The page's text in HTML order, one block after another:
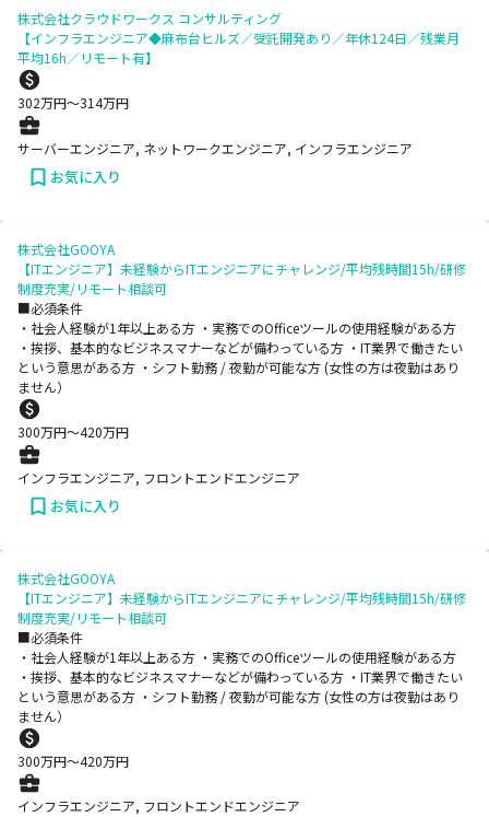
株式会社クラウドワークス コンサルティング
【インフラエンジニア◆麻布台ヒルズ／受託開発あり／年休124日／残業月
平均16h／リモート有】
302万円〜314万円
サーバーエンジニア, ネットワークエンジニア, インフラエンジニア
お気に入り
株式会社GOOYA
【ITエンジニア】未経験からITエンジニアにチャレンジ/平均残時間15h/研修
制度充実/リモート相談可
■必須条件
・社会人経験が1年以上ある方 ・実務でのOfficeツールの使用経験がある方
・挨拶、基本的なビジネスマナーなどが備わっている方 ・IT業界で働きたい
という意思がある方 ・シフト勤務 / 夜勤が可能な方 (女性の方は夜勤はあり
ません）
300万円〜420万円
インフラエンジニア, フロントエンドエンジニア
お気に入り
株式会社GOOYA
【ITエンジニア】未経験からITエンジニアにチャレンジ/平均残時間15h/研修
制度充実/リモート相談可
■必須条件
・社会人経験が1年以上ある方 ・実務でのOfficeツールの使用経験がある方
・挨拶、基本的なビジネスマナーなどが備わっている方 ・IT業界で働きたい
という意思がある方 ・シフト勤務 / 夜勤が可能な方 (女性の方は夜勤はあり
ません）
300万円〜420万円
インフラエンジニア, フロントエンドエンジニア